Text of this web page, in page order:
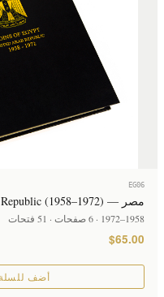
EG06
مصر — United Arab Republic (1958–1972)
1958–1972 · 6 صفحات · 51 فتحات
$65.00
أضف للسلة